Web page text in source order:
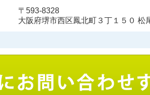
〒593-8328
大阪府堺市西区鳳北町３丁１５０ 松